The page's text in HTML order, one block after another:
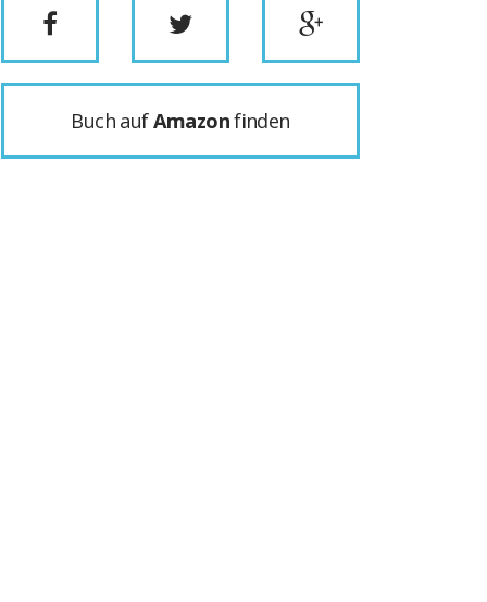
Buch aufAmazonfinden